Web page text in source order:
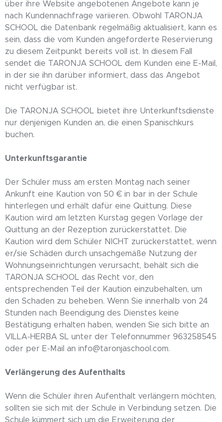
über ihre Website angebotenen Angebote kann je
nach Kundennachfrage variieren. Obwohl TARONJA
SCHOOL die Datenbank regelmäßig aktualisiert, kann es
sein, dass die vom Kunden angeforderte Reservierung
zu diesem Zeitpunkt bereits voll ist. In diesem Fall
sendet die TARONJA SCHOOL dem Kunden eine E-Mail,
in der sie ihn darüber informiert, dass das Angebot
nicht verfügbar ist.
Die TARONJA SCHOOL bietet ihre Unterkunftsdienste
nur denjenigen Kunden an, die einen Spanischkurs
buchen.
Unterkunftsgarantie
Der Schüler muss am ersten Montag nach seiner
Ankunft eine Kaution von 50 € in bar in der Schule
hinterlegen und erhält dafür eine Quittung. Diese
Kaution wird am letzten Kurstag gegen Vorlage der
Quittung an der Rezeption zurückerstattet. Die
Kaution wird dem Schüler NICHT zurückerstattet, wenn
er/sie Schäden durch unsachgemäße Nutzung der
Wohnungseinrichtungen verursacht, behält sich die
TARONJA SCHOOL das Recht vor, den
entsprechenden Teil der Kaution einzubehalten, um
den Schaden zu beheben. Wenn Sie innerhalb von 24
Stunden nach Beendigung des Dienstes keine
Bestätigung erhalten haben, wenden Sie sich bitte an
VILLA-HERBA SL unter der Telefonnummer 963258545
oder per E-Mail an info@taronjaschool.com.
Verlängerung des Aufenthalts
Wenn die Schüler ihren Aufenthalt verlängern möchten,
sollten sie sich mit der Schule in Verbindung setzen. Die
Schule kümmert sich um die Erweiterung der